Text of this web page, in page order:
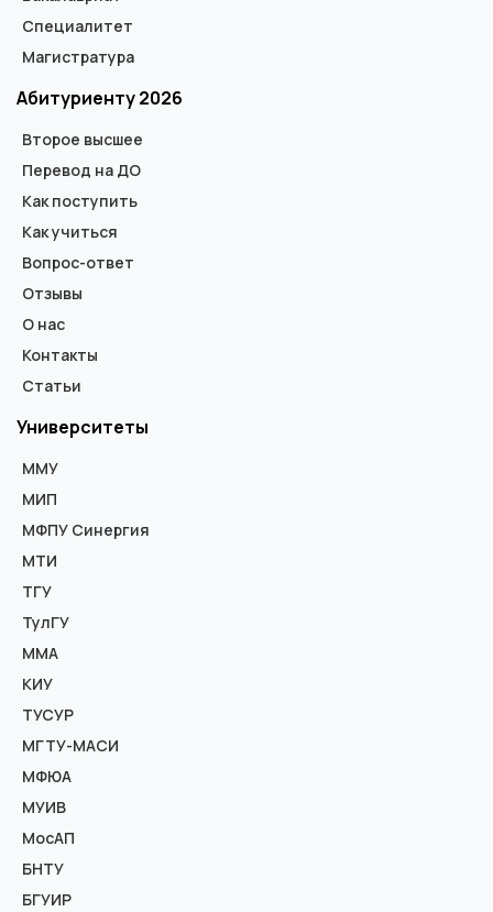
Специалитет
Магистратура
Абитуриенту 2026
Второе высшее
Перевод на ДО
Как поступить
Как учиться
Вопрос-ответ
Отзывы
О нас
Контакты
Статьи
Университеты
ММУ
МИП
МФПУ Синергия
МТИ
ТГУ
ТулГУ
ММА
КИУ
ТУСУР
МГТУ-МАСИ
МФЮА
МУИВ
МосАП
БНТУ
БГУИР